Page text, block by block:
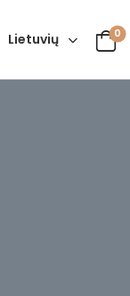
Lietuvių 0